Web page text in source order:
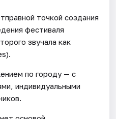
точкой создания
фестиваля
звучала как
по городу — с
индивидуальными